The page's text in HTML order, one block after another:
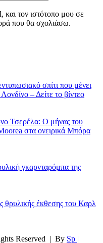
τον ιστότοπο μου σε
που θα σχολιάσω.
σπίτι που μένει
– Δείτε το βίντεο
Τσερέλα: Ο μήνας του
στα ονειρικά Μπόρα
γκαρνταρόμπα της
θρυλικής έκθεσης του Καρλ
Reserved | By Sp |